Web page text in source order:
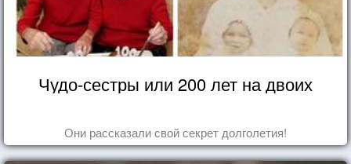
Чудо-сестры или 200 лет на двоих
Они рассказали свой секрет долголетия!